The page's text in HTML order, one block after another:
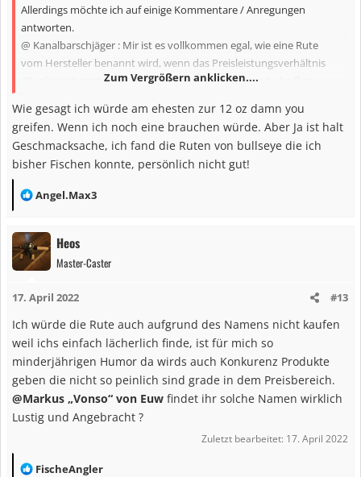
Allerdings möchte ich auf einige Kommentare / Anregungen
antworten.
@ Kanalbarschjäger : Mir ist es vollkommen egal, wie eine Rute
vom Hersteller benannt wird, wenn das Preisleistungsverhältnis
/Qualität stimmt, kann sie auch Longdongsilversgerte heißen.
der man 300g werfen kann z:B die Big Dwag, besser oder
letztendlich günstiger sein soll. In der Regel muss man den Reargrip
verlängern und sie ist einteilig, was ich im Augenblick nicht
gebrauchen kann. Und ja, ich hatte schon eine, und fand sie
ziemlich "brettig"
Ich fische u.a die Dentist und bin von der Verarbeitung ziemlich
Zum Vergrößern anklicken....
Wie gesagt ich würde am ehesten zur 12 oz damn you
greifen. Wenn ich noch eine brauchen würde. Aber Ja ist halt
Geschmacksache, ich fand die Ruten von bullseye die ich
bisher Fischen konnte, persönlich nicht gut!
R
a
k
t
o
e
Angel.Max3
Heos
Master-Caster
17. April 2022 #13
Ich würde die Rute auch aufgrund des Namens nicht kaufen
weil ichs einfach lächerlich finde, ist für mich so
minderjährigen Humor da wirds auch Konkurenz Produkte
geben die nicht so peinlich sind grade in dem Preisbereich.
@Markus „Vonso“ von Euw findet ihr solche Namen wirklich
Lustig und Angebracht ?
Zuletzt bearbeitet: 17. April 2022
R
FischeAngler